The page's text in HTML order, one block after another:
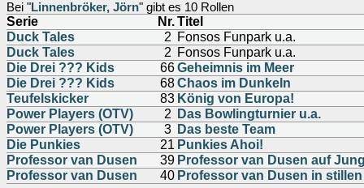
Bei "Linnenbröker, Jörn" gibt es 10 Rollen
Serie Nr.Titel
Duck Tales
2 Fonsos Funpark u.a.
Duck Tales
2 Fonsos Funpark u.a.
Die Drei ??? Kids
66Geheimnis im Meer
Die Drei ??? Kids
68Chaos im Dunkeln
Teufelskicker
83 König von Europa!
Power Players (OTV)
2
Das Bowlingturnier u.a.
Power Players (OTV)
3
Das beste Team
Die Punkies
21 Punkies Ahoi!
Professor van Dusen
39 Professor van Dusen auf
Professor van Dusen
40 Professor van Dusen in